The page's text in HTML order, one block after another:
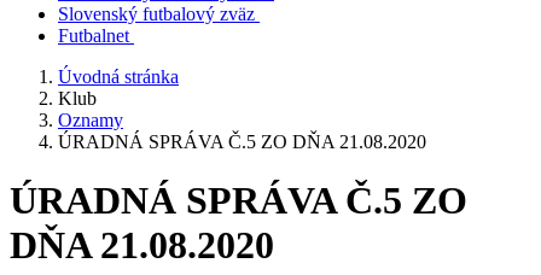
Slovenský futbalový zväz
Futbalnet
Úvodná stránka
Klub
Oznamy
ÚRADNÁ SPRÁVA Č.5 ZO DŇA 21.08.2020
ÚRADNÁ SPRÁVA Č.5 ZO
DŇA 21.08.2020